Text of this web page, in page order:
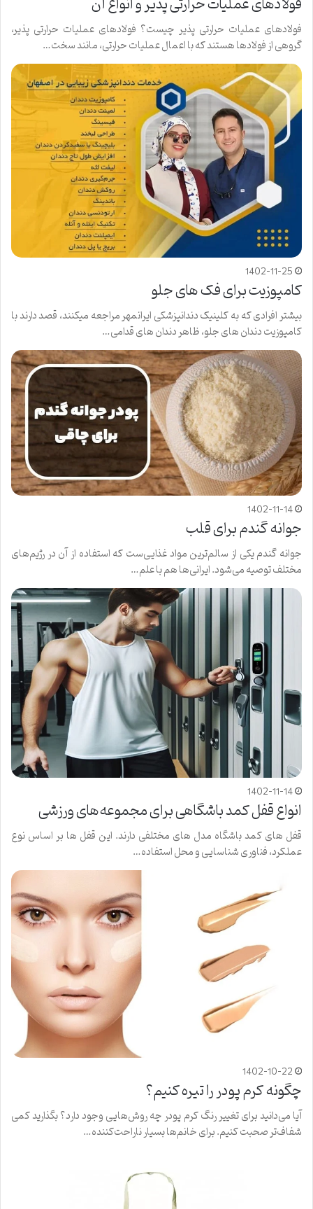
فولادهای عملیات حرارتی پذیر چیست؟ فولادهای عملیات حرارتی پذیر،
گروهی از فولادها هستند که با اعمال عملیات حرارتی، مانند سخت…
1402-11-25
کامپوزیت برای فک های جلو
بیشتر افرادی که به کلینیک دندانپزشکی ایرانمهر مراجعه میکنند، قصد دارند با
کامپوزیت دندان های جلو، ظاهر دندان های قدامی…
1402-11-14
جوانه گندم برای قلب
جوانه گندم یکی از سالم‌‌ترین مواد غذایی‌ست که استفاده از آن در رژیم‌های
مختلف توصیه می‌شود. ایرانی‎‌ها هم با علم…
1402-11-14
انواع قفل کمد باشگاهی برای مجموعه‌های ورزشی
قفل های کمد باشگاه مدل های مختلفی دارند. این قفل ها بر اساس نوع
عملکرد، فناوری‌ شناسایی و محل استفاده…
1402-10-22
چگونه کرم پودر را تیره کنیم؟
آیا می‌دانید برای تغییر رنگ کرم پودر چه روش‌هایی وجود دارد؟ بگذارید کمی
شفاف‌تر صحبت کنیم. برای خانم‌ها بسیار ناراحت‌کننده…